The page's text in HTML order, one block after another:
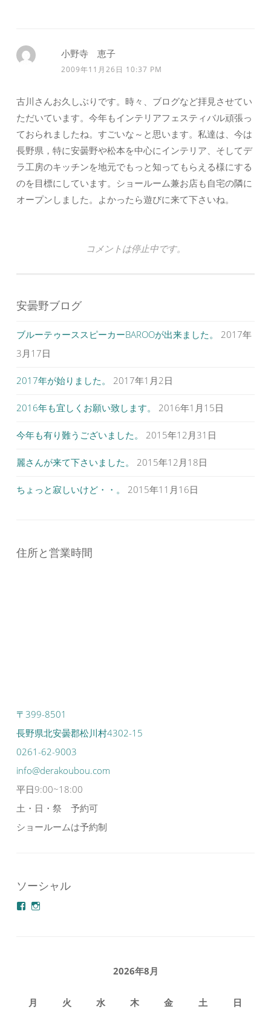
小野寺 恵子
2009年11月26日 10:37 PM
古川さんお久しぶりです。時々、ブログなど拝見させてい
ただいています。今年もインテリアフェスティバル頑張っ
ておられましたね。すごいな～と思います。私達は、今は
長野県，特に安曇野や松本を中心にインテリア、そしてデ
ラ工房のキッチンを地元でもっと知ってもらえる様にする
のを目標にしています。ショールーム兼お店も自宅の隣に
オープンしました。よかったら遊びに来て下さいね。
コメントは停止中です。
安曇野ブログ
ブルーテゥーススピーカーBAROOが出来ました。
2017年
3月17日
2017年が始りました。 2017年1月2日
2016年も宜しくお願い致します。 2016年1月15日
今年も有り難うございました。 2015年12月31日
麗さんが来て下さいました。 2015年12月18日
ちょっと寂しいけど・・。 2015年11月16日
住所と営業時間
〒399-8501
長野県北安曇郡松川村4302-15
0261-62-9003
info@derakoubou.com
平日9:00~18:00
土・日・祭 予約可
ショールームは予約制
ソーシャル
azuminonoie
を
derakoubou
2026年8月
月 火 水 木 金 土 日